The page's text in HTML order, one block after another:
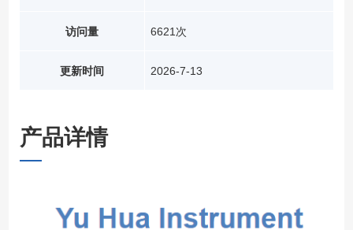
访问量
更新时间
6621次
2026-7-13
产品详情